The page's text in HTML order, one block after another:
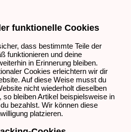
funktionelle Cookies
dass bestimmte Teile der
funktionieren und deine
in Erinnerung bleiben.
Cookies erleichtern wir dir
Auf diese Weise musst du
nicht wiederholt dieselben
so bleiben Artikel beispielsweise in
bezahlst. Wir können diese
platzieren.